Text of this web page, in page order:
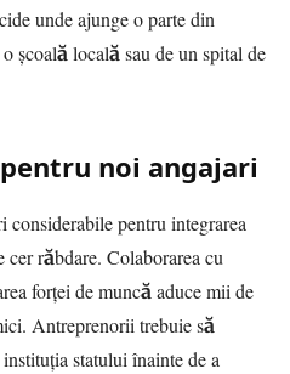
unde ajunge o parte din
școală locală sau de un spital de
noi angajari
pentru integrarea
răbdare. Colaborarea cu
forței de muncă aduce mii de
Antreprenorii trebuie să
statului înainte de a